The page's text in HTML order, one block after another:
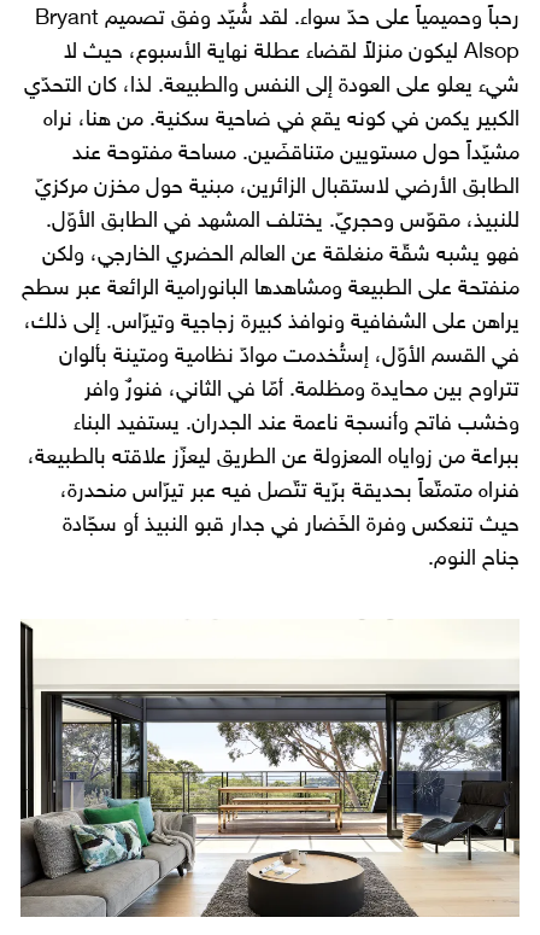
رحباً وحميمياً على حدّ سواء. لقد شُيّد وفق تصميم Bryant
Alsop ليكون منزلاً لقضاء عطلة نهاية الأسبوع، حيث لا
شيء يعلو على العودة إلى النفس والطبيعة. لذا، كان التحدّي
الكبير يكمن في كونه يقع في ضاحية سكنية. من هنا، نراه
مشيّداً حول مستويين متناقضَين. مساحة مفتوحة عند
الطابق الأرضي لاستقبال الزائرين، مبنية حول مخزن مركزيّ
للنبيذ، مقوّس وحجريّ. يختلف المشهد في الطابق الأوّل.
فهو يشبه شقّة منغلقة عن العالم الحضري الخارجي، ولكن
منفتحة على الطبيعة ومشاهدها البانورامية الرائعة عبر سطح
يراهن على الشفافية ونوافذ كبيرة زجاجية وتيرّاس. إلى ذلك،
في القسم الأوّل، إستُخدمت موادّ نظامية ومتينة بألوان
تتراوح بين محايدة ومظلمة. أمّا في الثاني، فنورٌ وافر
وخشب فاتح وأنسجة ناعمة عند الجدران. يستفيد البناء
ببراعة من زواياه المعزولة عن الطريق ليعزّز علاقته بالطبيعة،
فنراه متمتّعاً بحديقة برّية تتّصل فيه عبر تيرّاس منحدرة،
حيث تنعكس وفرة الخَضار في جدار قبو النبيذ أو سجّادة
جناح النوم.